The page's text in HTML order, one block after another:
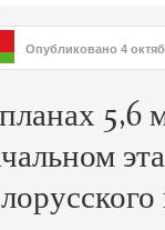
Опубликовано 4
5,6